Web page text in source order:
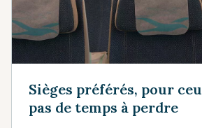
Sièges préférés, pour
pas de temps à perdre